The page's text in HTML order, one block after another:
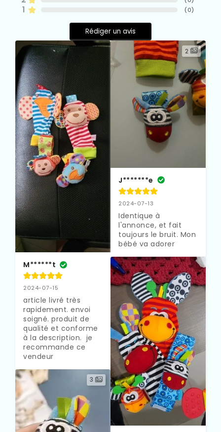
1 (0)
Rédiger un avis
M******t
2024-07-15
article livré très
rapidement. envoi
soigné. produit de
qualité et conforme
à la description.  je
recommande ce
vendeur
3
2
J*******e
2024-07-13
Identique à
l'annonce, et fait
toujours le bruit. Mon
bébé va adorer